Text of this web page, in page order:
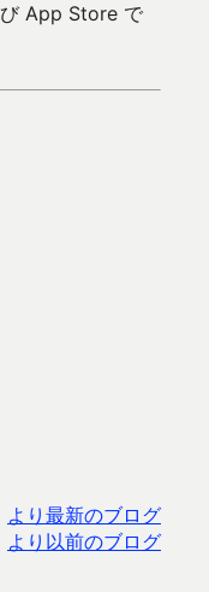
App Store で
より最新のブログ
より以前のブログ